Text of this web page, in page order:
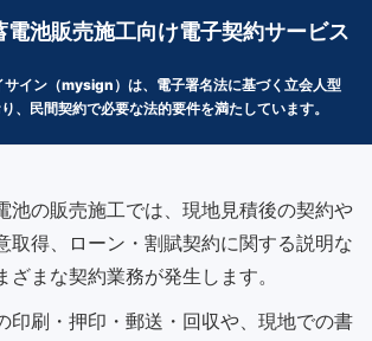
電池販売施工向け電子契約サービス
サイン（mysign）は、電子署名法に基づく立会人型
、民間契約で必要な法的要件を満たしています。
池の販売施工では、現地見積後の契約や
取得、ローン・割賦契約に関する説明な
ざまな契約業務が発生します。
印刷・押印・郵送・回収や、現地での書